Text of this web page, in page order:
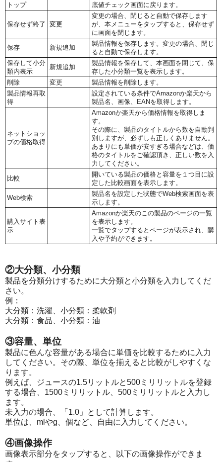
トップ 底値チェック画面に戻ります。
保存せず終了 変更
変更の場合、閉じると自動で保存します
が、本メニューをタップすると、保存せず
に画面を閉じます。
保存
新規追加
製品情報を保存します。変更の場合、閉じ
ると自動で保存します。
保存して小分
類内表示
新規追加
製品情報を保存して、本画面を閉じて、保
存した小分類一覧を表示します。
削除
変更
製品情報を削除します。
製品情報再取
得
設定されている条件でAmazonか楽天から
製品名、画像、EANを取得します。
ネットショッ
プの価格取得
Amazonか楽天から価格情報を取得しま
す。
その際に、製品のタイトルから数を自動判
別しますが、必ずしも正しくありません。
あまりにも単価が安すぎる場合などは、価
格のタイトルをご確認頂き、正しい数を入
力してください。
比較
開いている製品の価格と容量を１つ目に設
定した比較画面を表示します。
Web検索
製品名を設定した状態でWeb検索画面を表
示します。
購入サイト表
示
Amazonか楽天のこの製品のページの一覧
を表示します。
一覧でタップするとページが表示され、購
入や予約ができます。
②大分類、小分類
製品を分類分けするために大分類と小分類を入力してくだ
さい。
例：
大分類：洗濯、小分類：柔軟剤
大分類：食品、小分類：油
③容量、単位
製品に色んな容量がある場合に単価を比較するために入力
してください。その際、単位を揃えると比較がしやすくな
ります。
例えば、ジュースの1.5リットルと500ミリリットルを登録
する場合、1500ミリリットル、500ミリリットルと入力し
ます。
未入力の場合、「1.0」として計算します。
単位は、mlやg、個など、自由に入力してください。
④画像操作
画像表示部分をタップすると、以下の画像操作ができま